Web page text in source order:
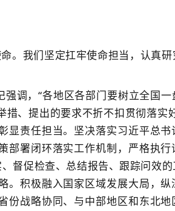
。我们坚定扛牢使命担当，认真
调，“各地区各部门要树立全国
、提出的要求不折不扣贯彻落实
责任担当。坚决落实习近平总书
部署闭环落实工作机制，严格执行
督促检查、总结报告、跟踪问效
。积极融入国家区域发展大局，纵
份战略协同、与中部地区和东北